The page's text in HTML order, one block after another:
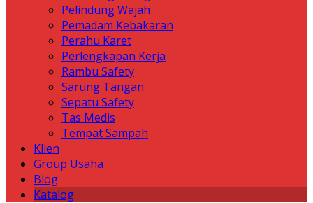
Pelindung Wajah
Pemadam Kebakaran
Perahu Karet
Perlengkapan Kerja
Rambu Safety
Sarung Tangan
Sepatu Safety
Tas Medis
Tempat Sampah
Klien
Group Usaha
Blog
Katalog